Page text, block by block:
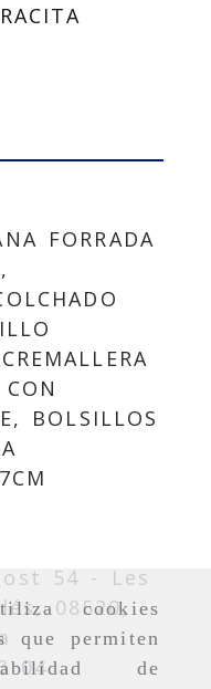
cookies
que permiten
de
FORRADA
BOLSILLOS
54 -
Les
08520,
04